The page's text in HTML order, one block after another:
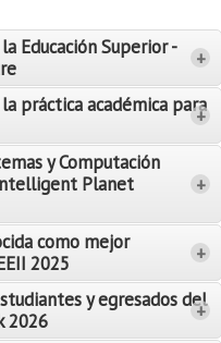
Educación Superior -
+
práctica académica para
+
y Computación
Planet
+
como mejor
2025
+
y egresados del
2026
+